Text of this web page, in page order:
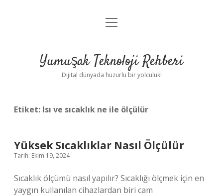
Anasayfa
Yasal Uyarı
menüyü
Yumuşak Teknoloji Rehberi
Dijital dünyada huzurlu bir yolculuk!
Etiket: Isı ve sıcaklık ne ile ölçülür
Yüksek Sıcaklıklar Nasıl Ölçülür
Tarih: Ekim 19, 2024
Sıcaklık ölçümü nasıl yapılır? Sıcaklığı ölçmek için en
yaygın kullanılan cihazlardan biri cam